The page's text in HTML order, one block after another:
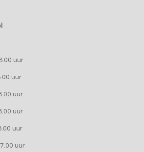
uur
uur
uur
uur
uur
uur